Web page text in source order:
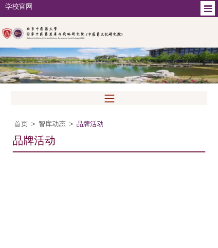
学校官网
首页 > 智库动态 > 品牌活动
品牌活动